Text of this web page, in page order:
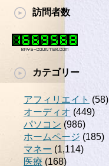
訪問者数
カテゴリー
アフィリエイト (58)
オーディオ (449)
パソコン (986)
ホームページ (185)
マネー (1,114)
医療 (168)